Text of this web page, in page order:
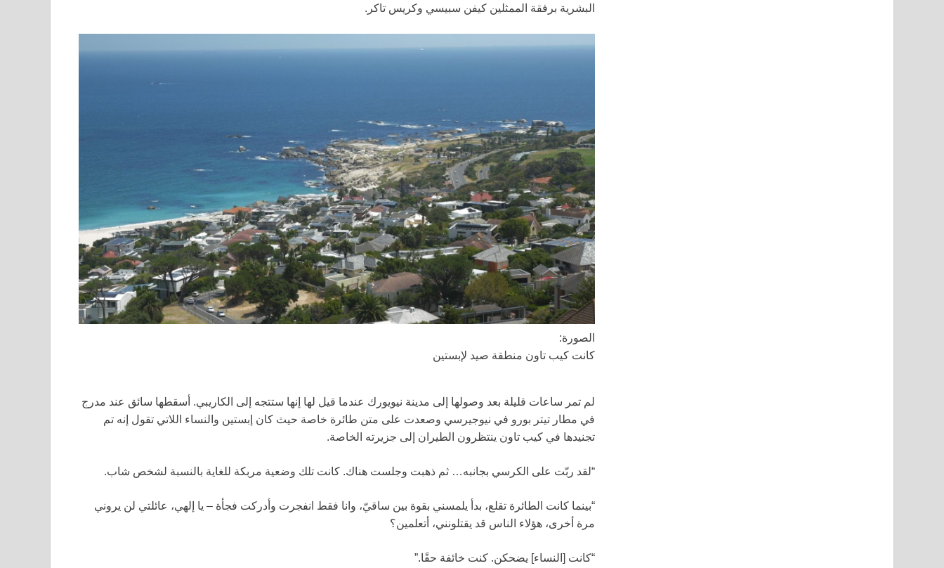
البشرية برفقة الممثلين كيفن سبيسي وكريس تاكر.
الصورة:
كانت كيب تاون منطقة صيد لإبستين
لم تمر ساعات قليلة بعد وصولها إلى مدينة نيويورك عندما قيل لها إنها ستتجه إلى الكاريبي. أسقطها سائق عند مدرج
في مطار تيتر بورو في نيوجيرسي وصعدت على متن طائرة خاصة حيث كان إبستين والنساء اللاتي تقول إنه تم
تجنيدها في كيب تاون ينتظرون الطيران إلى جزيرته الخاصة.
“لقد ربّت على الكرسي بجانبه… ثم ذهبت وجلست هناك. كانت تلك وضعية مربكة للغاية بالنسبة لشخص شاب.
“بينما كانت الطائرة تقلع، بدأ يلمسني بقوة بين ساقيّ، وانا فقط انفجرت وأدركت فجأة – يا إلهي، عائلتي لن يروني
مرة أخرى، هؤلاء الناس قد يقتلونني، أتعلمين؟
“كانت [النساء] يضحكن. كنت خائفة حقًا.”